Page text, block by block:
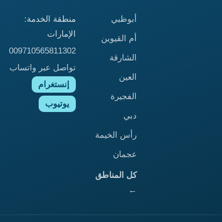
أبوظبي
أم القيوين
الشارقة
العين
الفجيرة
دبي
رأس الخيمة
عجمان
كل المناطق
←
منطقة الخدمة:
الإمارات
009710565811302
تواصل عبر واتساب
إنستغرام
يوتيوب